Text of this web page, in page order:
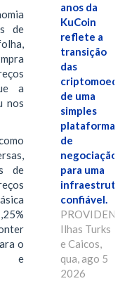
de
a
nos
de
o
e
anos da
KuCoin
reflete a
transição
das
criptomoedas
de uma
simples
plataforma
de
negociação
para uma
infraestrutura
confiável.
Ilhas Turks
e Caicos,
qua, ago 5
2026